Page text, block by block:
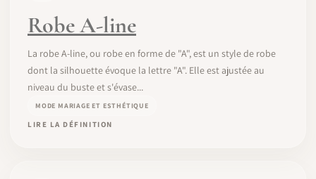
Robe A-line
La robe A-line, ou robe en forme de "A", est un style de robe
dont la silhouette évoque la lettre "A". Elle est ajustée au
niveau du buste et s'évase...
MODE MARIAGE ET ESTHÉTIQUE
LIRE LA DÉFINITION